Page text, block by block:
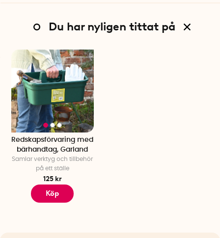
Du har nyligen tittat på
Redskapsförvaring med
bärhandtag, Garland
Samlar verktyg och tillbehör
på ett ställe
125 kr
Köp